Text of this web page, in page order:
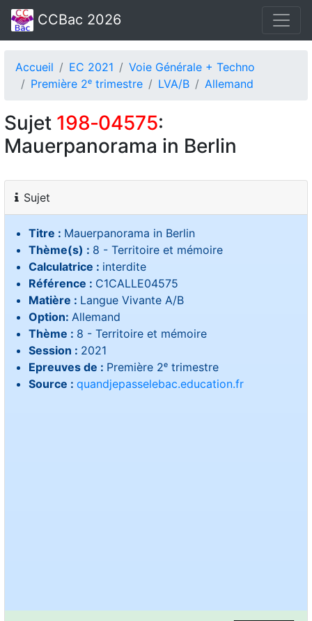
CCBac 2026
Accueil EC 2021
Voie Générale + Techno
Première 2ᵉ trimestre
LVA/B Allemand
Sujet 198‑04575:
Mauerpanorama in Berlin
Sujet
Titre : Mauerpanorama in Berlin
Thème(s) : 8 - Territoire et mémoire
Calculatrice : interdite
Référence : C1CALLE04575
Matière : Langue Vivante A/B
Option: Allemand
Thème : 8 - Territoire et mémoire
Session : 2021
Epreuves de : Première 2ᵉ trimestre
Source : quandjepasselebac.education.fr